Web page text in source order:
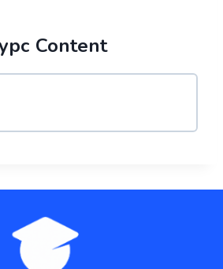
Content